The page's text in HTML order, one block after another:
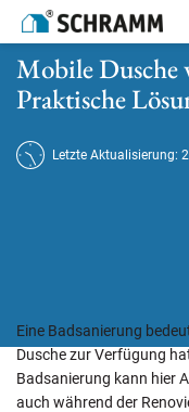
Startseite
Mobile Dusche während
Mobile Dusche
Praktische
Letzte Aktualisierung:
Eine Badsanierung
Dusche zur Verfügung
Badsanierung kann hier
auch während der